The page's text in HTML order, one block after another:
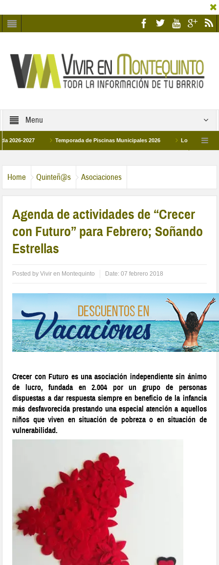
Menu
Temporada de Piscinas Municipales 2026 Los Campus de
Home Quinteñ@s Asociaciones
Agenda de actividades de “Crecer
con Futuro” para Febrero; Soñando
Estrellas
Posted byVivir en Montequinto Date:07 febrero 2018
Crecer con Futuro es una asociación independiente sin ánimo
de lucro, fundada en 2.004 por un grupo de personas
dispuestas a dar respuesta siempre en beneficio de la infancia
más desfavorecida prestando una especial atención a aquellos
niños que viven en situación de pobreza o en situación de
vulnerabilidad.